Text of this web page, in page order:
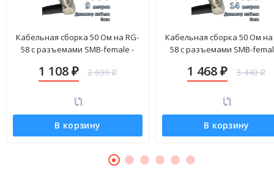
Кабельная сборка 50 Ом на RG-
58 с разъемами SMB-female -
1 108 ₽ 2 699₽
В корзину
Кабельная сборка 50 Ом на
58 с разъемами SMB-
1 468₽ 3 440₽
В корзину